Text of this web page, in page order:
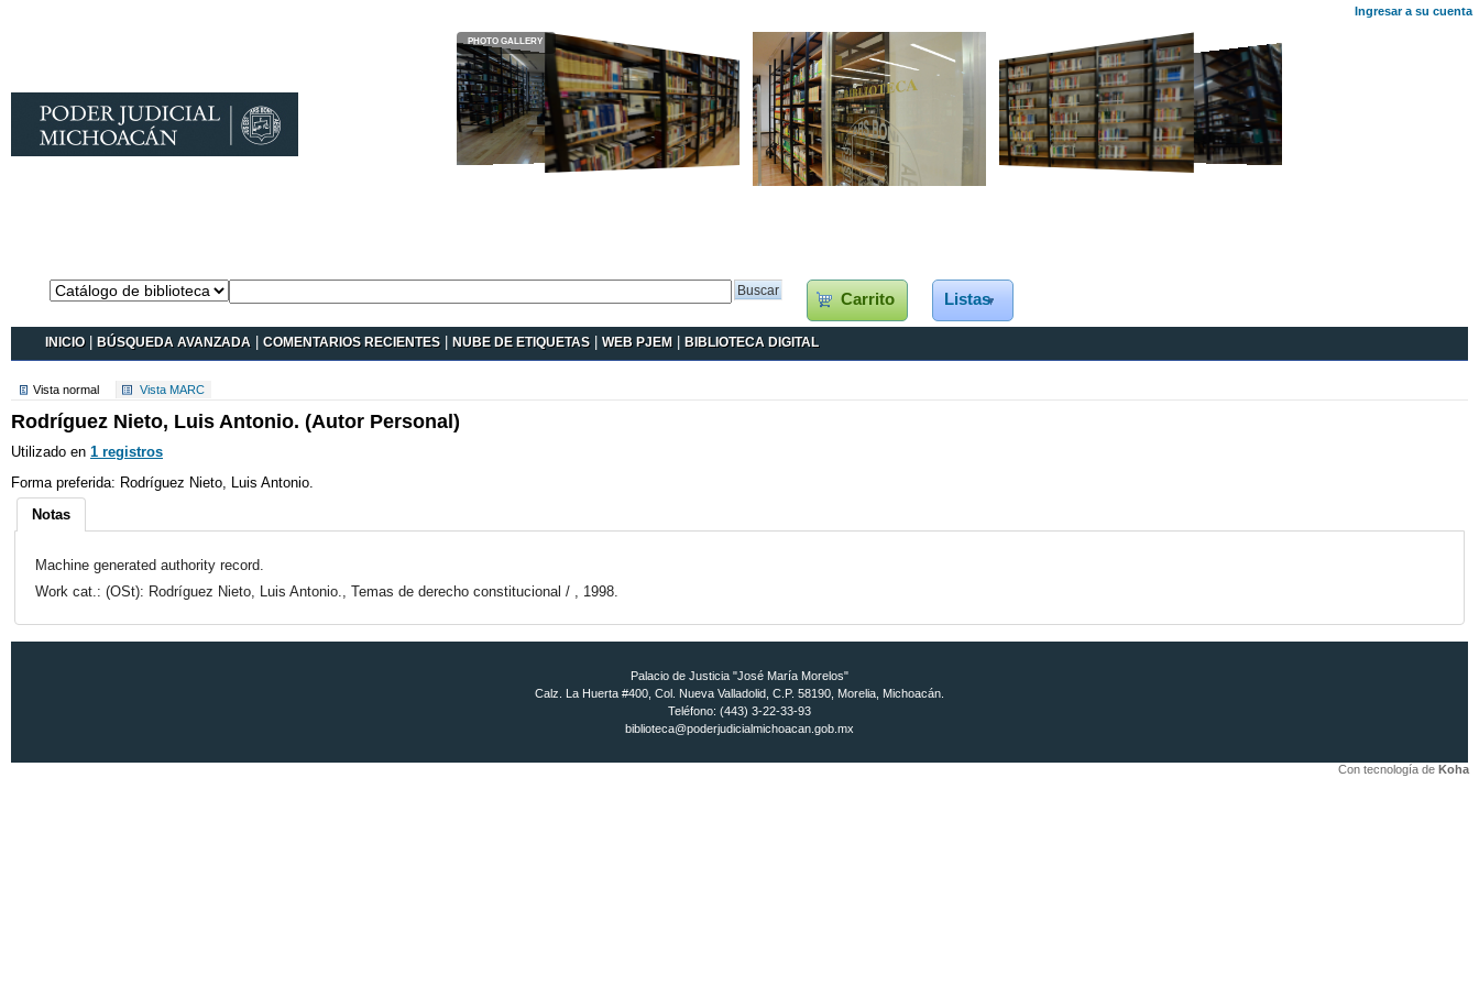
Ingresar a su cuenta
Catálogo en
línea Koha
Carrito Listas
INICIO|BÚSQUEDA AVANZADA |COMENTARIOS RECIENTES |NUBE DE ETIQUETAS |WEB PJEM |BIBLIOTECA DIGITAL
Vista normal Vista MARC
Rodríguez Nieto, Luis Antonio. (Autor Personal)
Utilizado en 1 registros
Forma preferida: Rodríguez Nieto, Luis Antonio.
Notas
Machine generated authority record.
Work cat.: (OSt): Rodríguez Nieto, Luis Antonio., Temas de derecho constitucional / , 1998.
Palacio de Justicia "José María Morelos"
Calz. La Huerta #400, Col. Nueva Valladolid, C.P. 58190, Morelia, Michoacán.
Teléfono: (443) 3-22-33-93
biblioteca@poderjudicialmichoacan.gob.mx
Con tecnología de Koha